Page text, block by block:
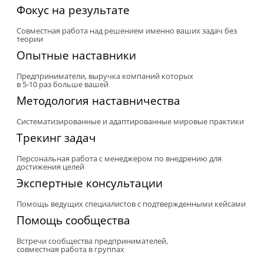
Фокус на результате
Совместная работа над решением именно ваших задач без
теории
Опытные наставники
Предприниматели, выручка компаний которых
в 5-10 раз больше вашей
Методология наставничества
Систематизированные и адаптированные мировые практики
Трекинг задач
Персональная работа с менеджером по внедрению для
достижения целей
Экспертные консультации
Помощь ведущих специалистовс подтвержденными кейсами
Помощь сообщества
Встречи сообщества предпринимателей,
совместная работа в группах